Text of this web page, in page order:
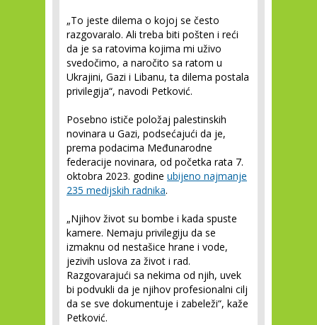
„To jeste dilema o kojoj se često
razgovaralo. Ali treba biti pošten i reći
da je sa ratovima kojima mi uživo
svedočimo, a naročito sa ratom u
Ukrajini, Gazi i Libanu, ta dilema postala
privilegija“, navodi Petković.
Posebno ističe položaj palestinskih
novinara u Gazi, podsećajući da je,
prema podacima Međunarodne
federacije novinara, od početka rata 7.
oktobra 2023. godine ubijeno najmanje
235 medijskih radnika.
„Njihov život su bombe i kada spuste
kamere. Nemaju privilegiju da se
izmaknu od nestašice hrane i vode,
jezivih uslova za život i rad.
Razgovarajući sa nekima od njih, uvek
bi podvukli da je njihov profesionalni cilj
da se sve dokumentuje i zabeleži“, kaže
Petković.